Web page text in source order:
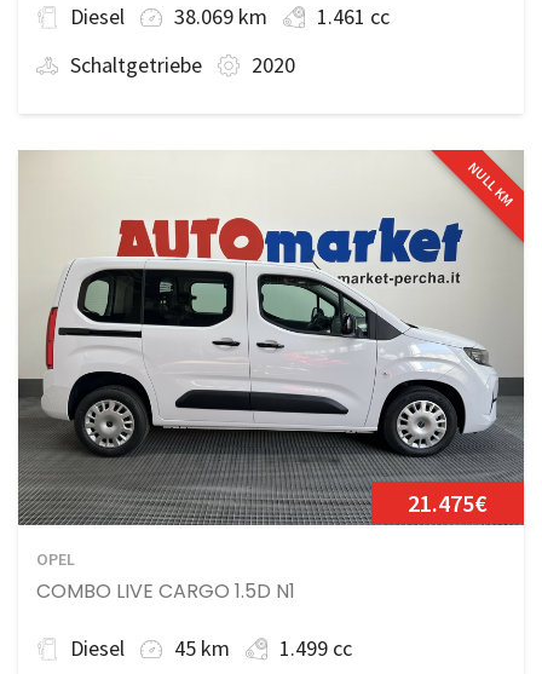
Diesel 38.069 km
1.461 cc
Schaltgetriebe
2020
NULL KM
21.475€
OPEL
COMBO LIVE CARGO 1.5D N1
Diesel 45 km 1.499 cc